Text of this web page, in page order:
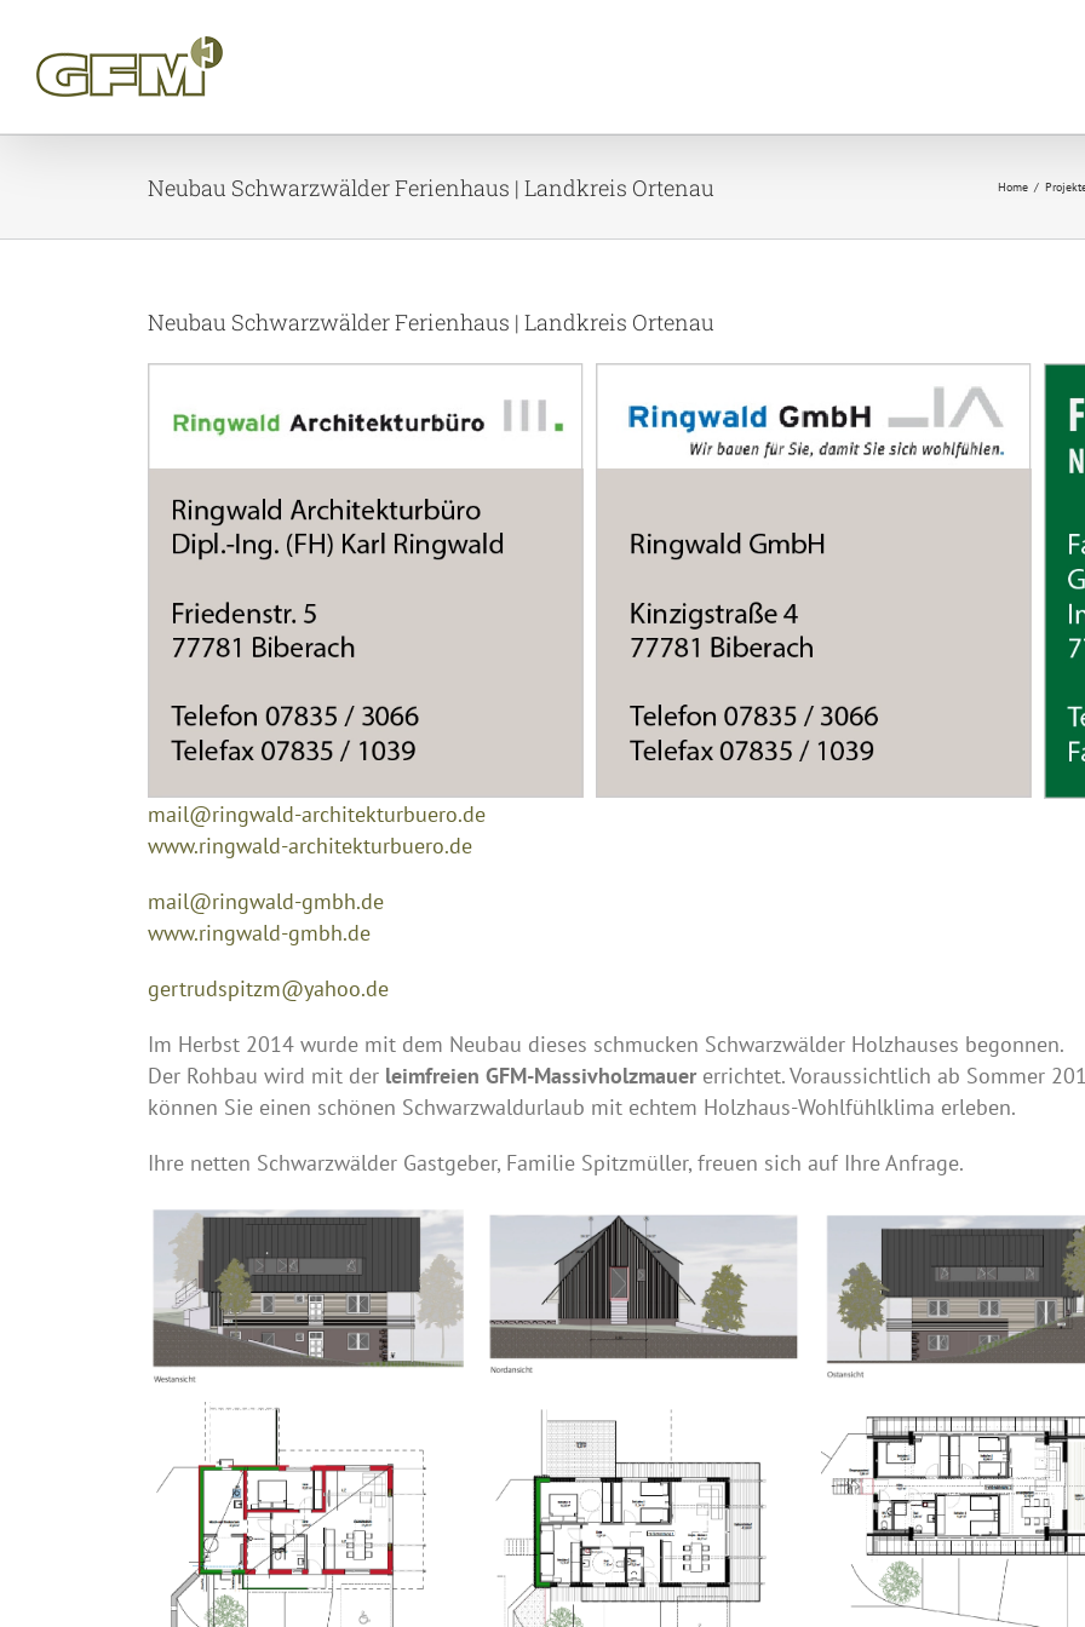
content
Neubau Schwarzwälder Ferienhaus | Landkreis Ortenau Home
Neubau Schwarzwälder Ferienhaus | Landkreis Ortenau
mail@ringwald-architekturbuero.de
www.ringwald-architekturbuero.de
mail@ringwald-gmbh.de
www.ringwald-gmbh.de
gertrudspitzm@yahoo.de
Im Herbst 2014 wurde mit dem Neubau dieses schmucken Schwarzwälder Holzhauses begonnen.
Der Rohbau wird mit der leimfreien GFM-Massivholzmauererrichtet. Voraussichtlich ab Sommer
können Sie einen schönen Schwarzwaldurlaub mit echtem Holzhaus-Wohlfühlklima erleben.
Ihre netten Schwarzwälder Gastgeber, Familie Spitzmüller, freuen sich auf Ihre Anfrage.